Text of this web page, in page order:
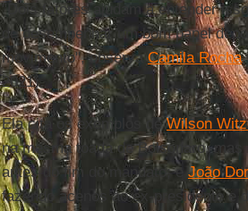
"Dois fatores ajudam a entender
de desempenhar um bom papel
movimento", observa Camila Rocha
2021).
Ela cita os exemplos deWilson
na mesma toada de Bolsonaro,
antes do fim do mandato; e João
fazendo acenos ao ex-presidente e